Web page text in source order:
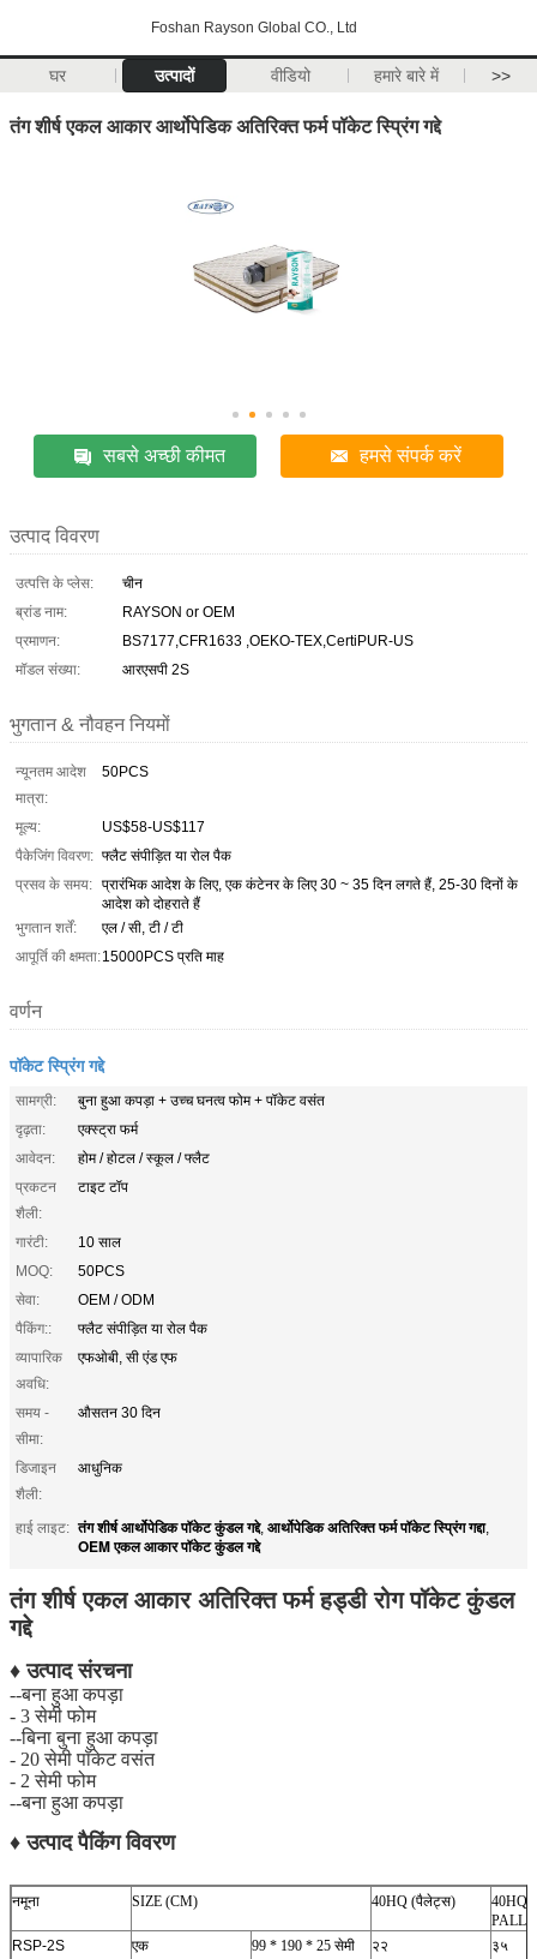
Foshan Rayson Global CO., Ltd
घर उत्पादों वीडियो हमारे बारे में >>
तंग शीर्ष एकल आकार आर्थोपेडिक अतिरिक्त फर्म पॉकेट स्प्रिंग गद्दे
सबसे अच्छी कीमत हमसे संपर्क करें
उत्पाद विवरण
उत्पत्ति के प्लेस:
चीन
ब्रांड नाम:
RAYSON or OEM
प्रमाणन:
BS7177,CFR1633 ,OEKO-TEX,CertiPUR-US
मॉडल संख्या:
आरएसपी 2S
भुगतान & नौवहन नियमों
न्यूनतम आदेश
मात्रा:
50PCS
मूल्य:
US$58-US$117
पैकेजिंग विवरण: फ्लैट संपीड़ित या रोल पैक
प्रसव के समय: प्रारंभिक आदेश के लिए, एक कंटेनर के लिए 30 ~ 35 दिन लगते हैं, 25-30 दिनों के
आदेश को दोहराते हैं
भुगतान शर्तें:
एल / सी, टी / टी
आपूर्ति की क्षमता:15000PCS प्रति माह
वर्णन
पॉकेट स्प्रिंग गद्दे
सामग्री:
बुना हुआ कपड़ा + उच्च घनत्व फोम + पॉकेट वसंत
दृढ़ता:
एक्स्ट्रा फर्म
आवेदन:
होम / होटल / स्कूल / फ्लैट
प्रकटन
शैली:
टाइट टॉप
गारंटी:
10 साल
MOQ:
50PCS
सेवा:
OEM / ODM
पैकिंग::
फ्लैट संपीड़ित या रोल पैक
व्यापारिक
अवधि:
एफओबी, सी एंड एफ
समय -
सीमा:
औसतन 30 दिन
डिजाइन
शैली:
आधुनिक
हाई लाइट: तंग शीर्ष आर्थोपेडिक पॉकेट कुंडल गद्दे, आर्थोपेडिक अतिरिक्त फर्म पॉकेट स्प्रिंग गद्दा,
OEM एकल आकार पॉकेट कुंडल गद्दे
तंग शीर्ष एकल आकार अतिरिक्त फर्म हड्डी रोग पॉकेट कुंडल
गद्दे
♦ उत्पाद संरचना
--बना हुआ कपड़ा
- 3 सेमी फोम
--बिना बुना हुआ कपड़ा
- 20 सेमी पॉकेट वसंत
- 2 सेमी फोम
--बना हुआ कपड़ा
♦ उत्पाद पैकिंग विवरण
नमूना SIZE (CM) 40HQ (पैलेट्स)
40HQ
RSP-2S
एक 99 * 190 * 25 सेमी २२ ३५